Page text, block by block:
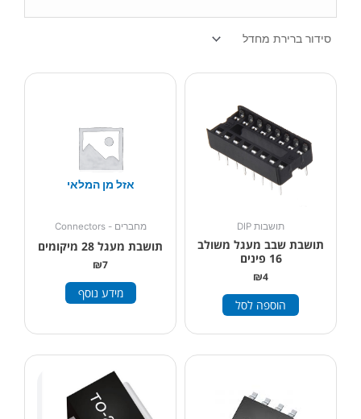
תושבות DIP
תושבת שבב מעגל משולב
16 פינים
₪4
הוספה לסל
אזל מן המלאי
מחברים - Connectors
תושבת מעגל 28 מיקומים
₪7
מידע נוסף